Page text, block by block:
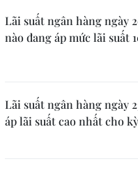
Lãi suất ngân hàng ngày
nào đang áp mức lãi suất
Lãi suất ngân hàng ngày
áp lãi suất cao nhất cho